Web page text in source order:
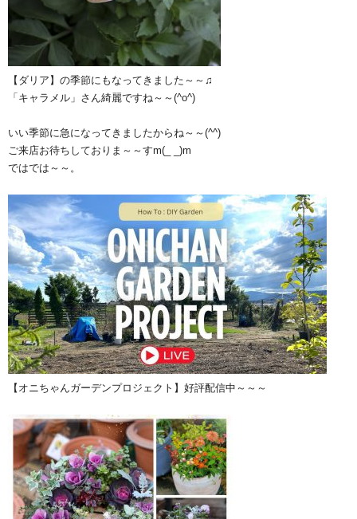
【ダリア】の季節にもなってきました～～♫
「キャラメル」さん綺麗ですね～～(^o^)
いい季節に急になってきましたからね～～(^^)
ご来店お待ちしておりま～～すm(_ _)m
ではでは～～。
【オニちゃんガーデンプロジェクト】好評配信中～～～